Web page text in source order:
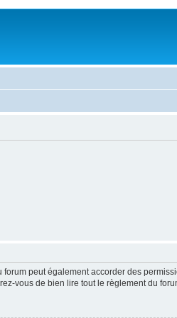
peut également accorder des
vous de bien lire tout le règlement du